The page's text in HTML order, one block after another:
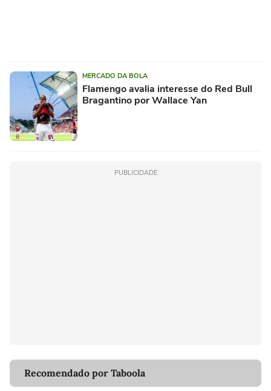
MERCADO DA BOLA
Flamengo avalia interesse do Red Bull
Bragantino por Wallace Yan
PUBLICIDADE
Recomendado por Taboola